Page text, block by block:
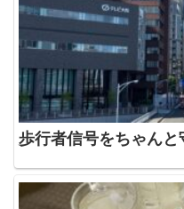
歩行者信号をちゃんと